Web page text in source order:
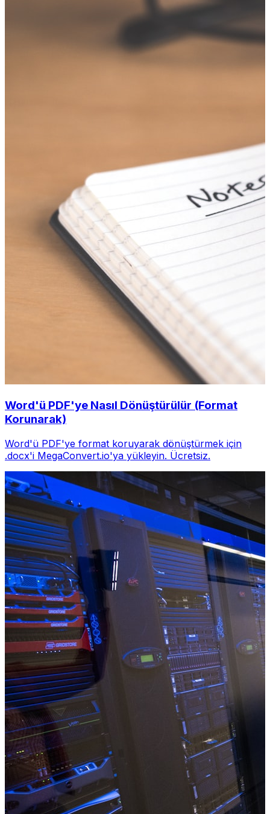
Word'ü PDF'ye Nasıl Dönüştürülür (Format
Korunarak)
Word'ü PDF'ye format koruyarak dönüştürmek için
.docx'i MegaConvert.io'ya yükleyin. Ücretsiz.